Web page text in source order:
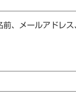
、メールアドレス